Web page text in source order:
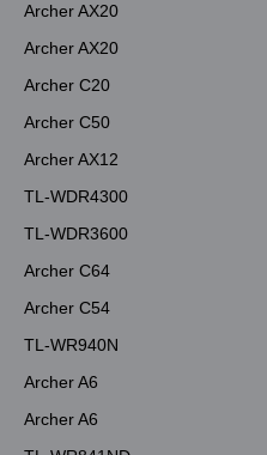
Archer AX20
Archer AX20
Archer C20
Archer C50
Archer AX12
TL-WDR4300
TL-WDR3600
Archer C64
Archer C54
TL-WR940N
Archer A6
Archer A6